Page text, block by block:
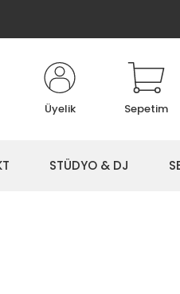
Üyelik Sepetim
STÜDYO & DJ